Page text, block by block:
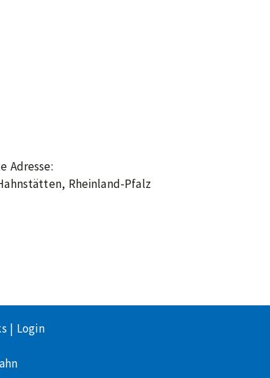
Adresse:
Rheinland-Pfalz
| Login